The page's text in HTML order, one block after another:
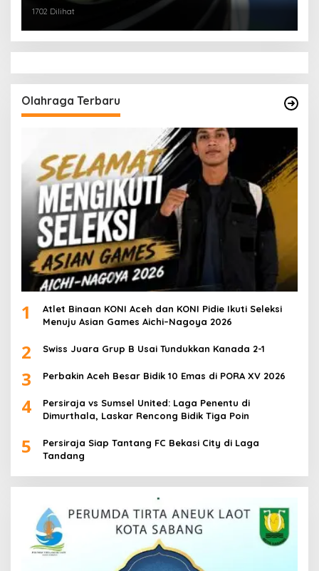
1702 Dilihat
Olahraga Terbaru
1
Atlet Binaan KONI Aceh dan KONI Pidie Ikuti Seleksi
Menuju Asian Games Aichi–Nagoya 2026
2 Swiss Juara Grup B Usai Tundukkan Kanada 2-1
3 Perbakin Aceh Besar Bidik 10 Emas di PORA XV 2026
4
Persiraja vs Sumsel United: Laga Penentu di
Dimurthala, Laskar Rencong Bidik Tiga Poin
5
Persiraja Siap Tantang FC Bekasi City di Laga
Tandang